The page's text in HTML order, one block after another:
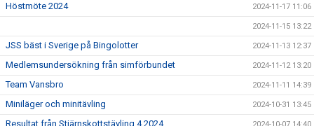
Höstmöte 2024 2024-11-17 11:06
2024-11-15 13:22
JSS bäst i Sverige på Bingolotter 2024-11-13 12:37
Medlemsundersökning från simförbundet 2024-11-12 13:20
Team Vansbro 2024-11-11 14:39
Miniläger och minitävling 2024-10-31 13:45
Resultat från Stjärnskottstävling 4 2024